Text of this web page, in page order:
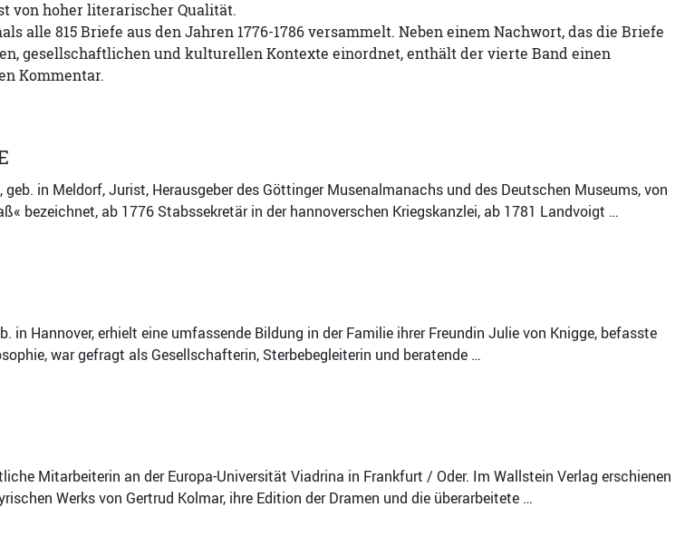
von hoher literarischer Qualität.
alle 815 Briefe aus den Jahren 1776-1786 versammelt. Neben einem Nachwort, das die Briefe
gesellschaftlichen und kulturellen Kontexte einordnet, enthält der vierte Band einen
Kommentar.
in Meldorf, Jurist, Herausgeber des Göttinger Musenalmanachs und des Deutschen Museums, von
bezeichnet, ab 1776 Stabssekretär in der hannoverschen Kriegskanzlei, ab 1781 Landvoigt …
in Hannover, erhielt eine umfassende Bildung in der Familie ihrer Freundin Julie von Knigge, befasste
war gefragt als Gesellschafterin, Sterbebegleiterin und beratende …
Mitarbeiterin an der Europa-Universität Viadrina in Frankfurt / Oder. Im Wallstein Verlag erschienen
Werks von Gertrud Kolmar, ihre Edition der Dramen und die überarbeitete …